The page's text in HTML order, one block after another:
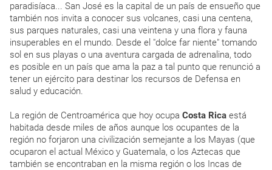
paradisíaca... San José es la capital de un país de ensueño que
también nos invita a conocer sus volcanes, casi una centena,
sus parques naturales, casi una veintena y una flora y fauna
insuperables en el mundo. Desde el "dolce far niente" tomando
sol en sus playas o una aventura cargada de adrenalina, todo
es posible en un país que ama la paz a tal punto que renunció a
tener un ejército para destinar los recursos de Defensa en
salud y educación.
La región de Centroamérica que hoy ocupa Costa Rica está
habitada desde miles de años aunque los ocupantes de la
región no forjaron una civilización semejante a los Mayas (que
ocuparon el actual México y Guatemala, o los Aztecas que
también se encontraban en la misma región o los Incas de